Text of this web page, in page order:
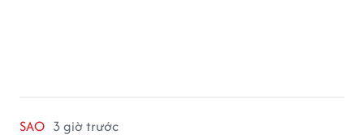
SAO 3 giờ trước